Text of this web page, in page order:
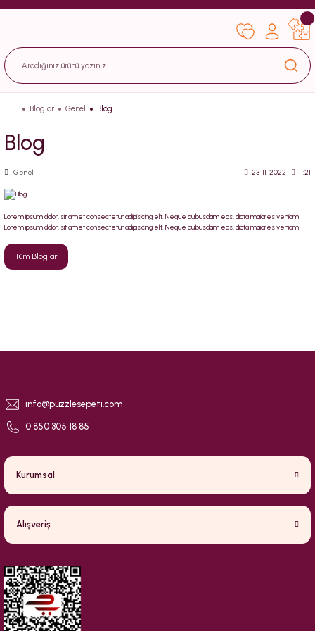
Bloglar Genel Blog
Blog
Genel 23-11-2022 11:21
Lorem ipsum dolor, sit amet consectetur adipisicing elit. Neque quibusdam eos, dicta maiores veniam
Lorem ipsum dolor, sit amet consectetur adipisicing elit. Neque quibusdam eos, dicta maiores veniam
Tüm Bloglar
info@puzzlesepeti.com
0 850 305 18 85
Kurumsal
Alışveriş